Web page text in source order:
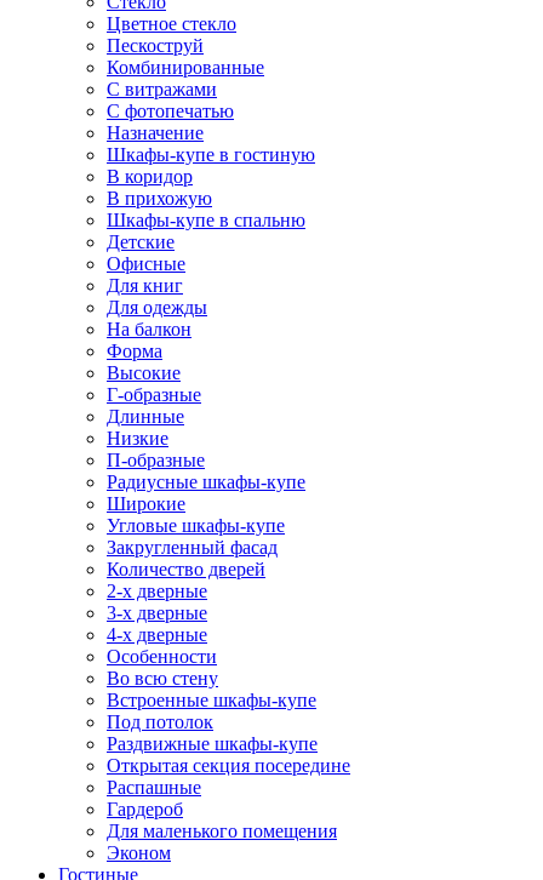
Цветное стекло
Пескоструй
Комбинированные
С витражами
С фотопечатью
Назначение
Шкафы-купе в гостиную
В коридор
В прихожую
Шкафы-купе в спальню
Детские
Офисные
Для книг
Для одежды
На балкон
Форма
Высокие
Г-образные
Длинные
Низкие
П-образные
Радиусные шкафы-купе
Широкие
Угловые шкафы-купе
Закругленный фасад
Количество дверей
2-х дверные
3-х дверные
4-х дверные
Особенности
Во всю стену
Встроенные шкафы-купе
Под потолок
Раздвижные шкафы-купе
Открытая секция посередине
Распашные
Гардероб
Для маленького помещения
Эконом
Гостиные